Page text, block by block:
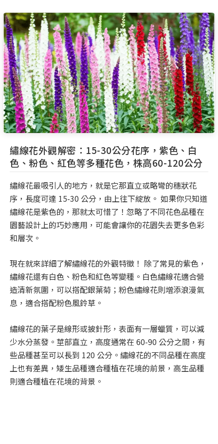
繡線花外觀解密：15-30公分花序，紫色、白
色、粉色、紅色等多種花色，株高60-120公分
繡線花最吸引人的地方，就是它那直立或略彎的穗狀花
序，長度可達 15-30 公分，由上往下綻放。 如果你只知道
繡線花是紫色的，那就太可惜了！忽略了不同花色品種在
園藝設計上的巧妙應用，可能會讓你的花園失去更多色彩
和層次。
現在就來詳細了解繡線花的外觀特徵！ 除了常見的紫色，
繡線花還有白色、粉色和紅色等變種。白色繡線花適合營
造清新氛圍，可以搭配銀葉菊；粉色繡線花則增添浪漫氣
息，適合搭配粉色風鈴草。
繡線花的葉子是線形或披針形，表面有一層蠟質，可以減
少水分蒸發。莖部直立，高度通常在 60-90 公分之間，有
些品種甚至可以長到 120 公分。繡線花的不同品種在高度
上也有差異，矮生品種適合種植在花境的前景，高生品種
則適合種植在花境的背景。